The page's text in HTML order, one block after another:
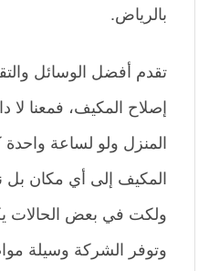
بالرياض.
تقدم أفضل الوسائل
إصلاح المكيف، فمعنا لا
المنزل ولو لساعة واحدة
المكيف إلى أي مكان بل
ولكت في بعض الحالات
وتوفر الشركة وسيلة